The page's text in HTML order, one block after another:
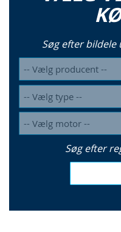
Søg efter
Søg efter